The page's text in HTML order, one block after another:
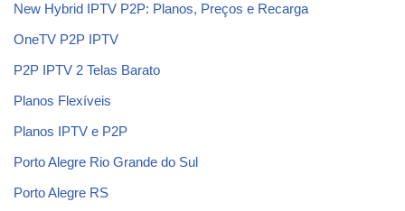
New Hybrid IPTV P2P: Planos, Preços e Recarga
OneTV P2P IPTV
P2P IPTV 2 Telas Barato
Planos Flexíveis
Planos IPTV e P2P
Porto Alegre Rio Grande do Sul
Porto Alegre RS